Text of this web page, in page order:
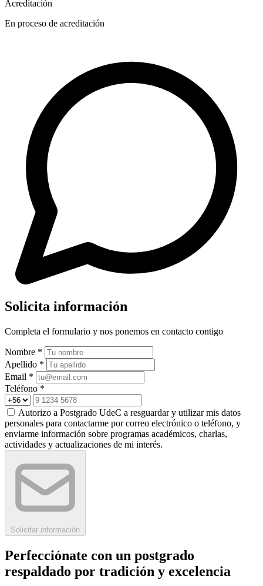
Acreditación
En proceso de acreditación
Solicita información
Completa el formulario y nos ponemos en contacto contigo
Nombre *
Apellido *
Email *
Teléfono *
Autorizo a Postgrado UdeC a resguardar y utilizar mis datos
personales para contactarme por correo electrónico o teléfono, y
enviarme información sobre programas académicos, charlas,
actividades y actualizaciones de mi interés.
Solicitar información
Perfecciónate con un postgrado
respaldado por tradición y excelencia